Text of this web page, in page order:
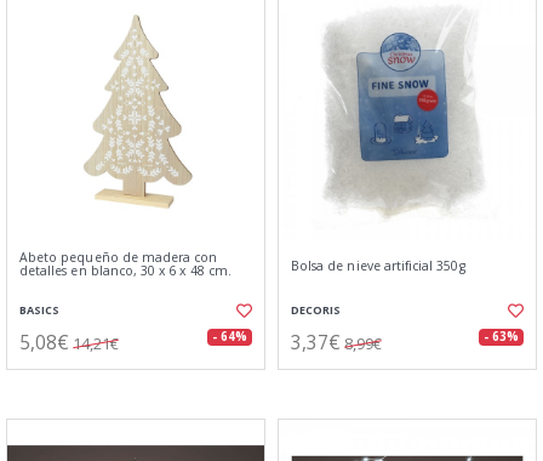
Abeto pequeño de madera con
detalles en blanco, 30 x 6 x 48 cm.
BASICS
5,08€ 14,21€ - 64%
Bolsa de nieve artificial 350g
DECORIS
3,37€ 8,99€ - 63%